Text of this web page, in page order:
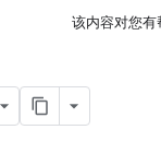
该内容对您有